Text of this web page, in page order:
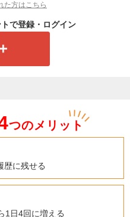
た方はこちら
で登録・ログイン
つのメリット
歴に残せる
1日4回に増える